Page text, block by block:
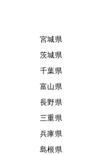
宮城県
茨城県
千葉県
富山県
長野県
三重県
兵庫県
島根県